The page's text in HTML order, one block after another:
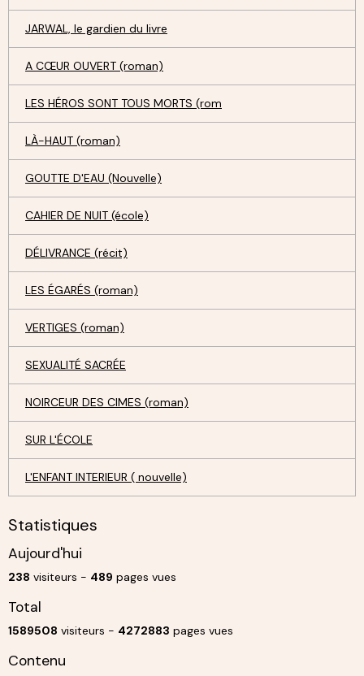
JARWAL, le gardien du livre
A CŒUR OUVERT (roman)
LES HÉROS SONT TOUS MORTS (rom
LÀ-HAUT (roman)
GOUTTE D'EAU (Nouvelle)
CAHIER DE NUIT (école)
DÉLIVRANCE (récit)
LES ÉGARÉS (roman)
VERTIGES (roman)
SEXUALITÉ SACRÉE
NOIRCEUR DES CIMES (roman)
SUR L'ÉCOLE
L'ENFANT INTERIEUR ( nouvelle)
Statistiques
Aujourd'hui
238 visiteurs - 489 pages vues
Total
1589508 visiteurs - 4272883 pages vues
Contenu